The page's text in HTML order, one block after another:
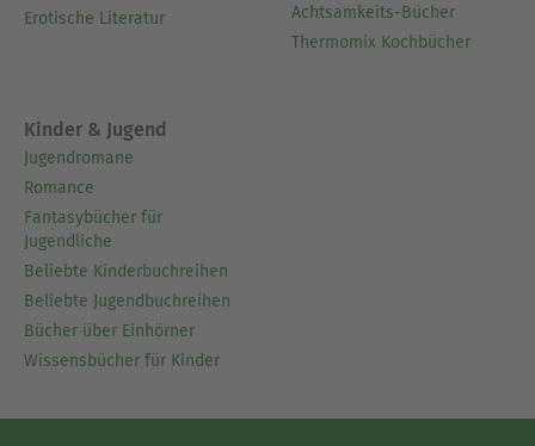
Erotische Literatur
Achtsamkeits-Bücher
Thermomix Kochbücher
Kinder & Jugend
Jugendromane
Romance
Fantasybücher für
Jugendliche
Beliebte Kinderbuchreihen
Beliebte Jugendbuchreihen
Bücher über Einhörner
Wissensbücher für Kinder